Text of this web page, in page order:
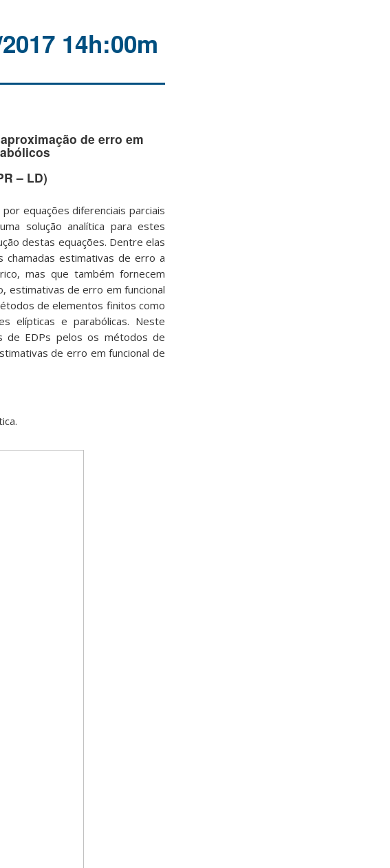
14h:00m
de erro em
– LD)
equações diferenciais parciais
solução analítica para estes
destas equações. Dentre elas
estimativas de erro a
mas que também fornecem
estimativas de erro em funcional
de elementos finitos como
elípticas e parabólicas. Neste
de EDPs pelos os métodos de
de erro em funcional de